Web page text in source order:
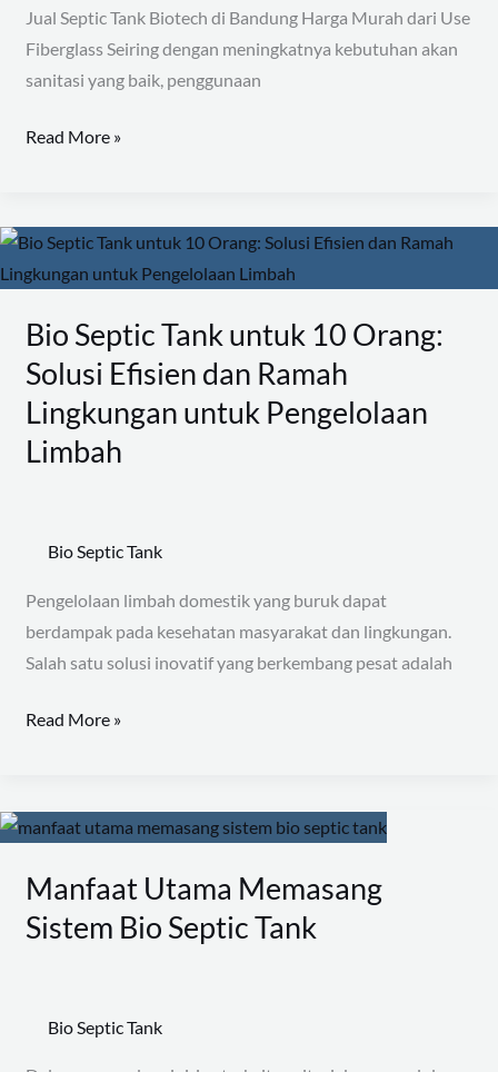
Jual Septic Tank Biotech di Bandung Harga Murah dari Use
Fiberglass Seiring dengan meningkatnya kebutuhan akan
sanitasi yang baik, penggunaan
Harga
Murah
Read More »
Bio Septic Tank untuk 10 Orang:
Solusi Efisien dan Ramah
Lingkungan untuk Pengelolaan
Limbah
Bio Septic Tank
Pengelolaan limbah domestik yang buruk dapat
berdampak pada kesehatan masyarakat dan lingkungan.
Salah satu solusi inovatif yang berkembang pesat adalah
Bio
Septic
untuk
10
Orang:
Solusi
Efisien
Lingkungan
Pengelolaan
Read More »
Manfaat Utama Memasang
Sistem Bio Septic Tank
Bio Septic Tank
Manfaat
Memasang
Sistem